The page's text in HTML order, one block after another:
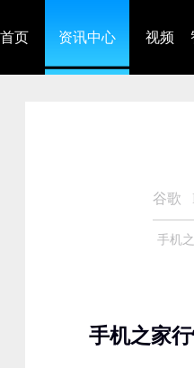
首页 资讯中心 视频
谷歌
手机
手机之家